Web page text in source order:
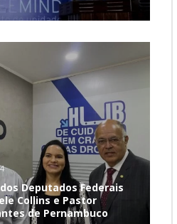
Deputados Federais
Collins e Pastor
de Pernambuco